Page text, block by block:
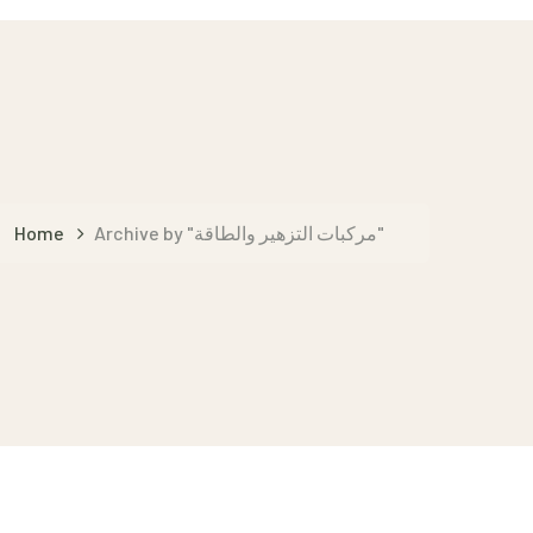
Home Archive by "مركبات التزهير والطاقة"